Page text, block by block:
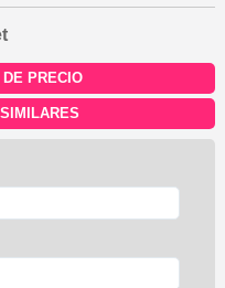
PRECIO